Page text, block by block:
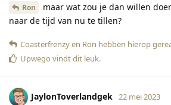
Ron
maar wat zou je dan willen
naar de tijd van nu te tillen?
Coasterfrenzyen Ron hebben hierop
Upwego vindt dit leuk.
JaylonToverlandgek 22 mei 2023